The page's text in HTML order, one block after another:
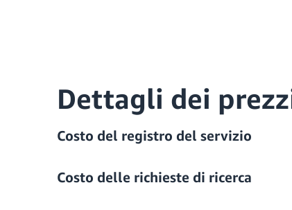
Dettagli dei
Costo del registro del servizio
Costo delle richieste di ricerca